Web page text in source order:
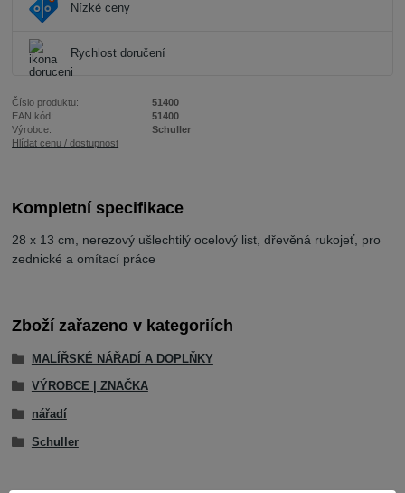
Nízké ceny
Rychlost doručení
Číslo produktu:
51400
EAN kód:
51400
Výrobce:
Schuller
Hlídat cenu / dostupnost
Kompletní specifikace
28 x 13 cm, nerezový ušlechtilý ocelový list, dřevěná rukojeť, pro
zednické a omítací práce
Zboží zařazeno v kategoriích
MALÍŘSKÉ NÁŘADÍ A DOPLŇKY
VÝROBCE | ZNAČKA
nářadí
Schuller